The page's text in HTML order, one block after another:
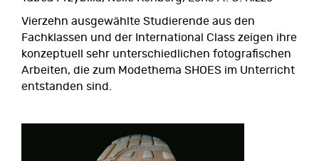
Vierzehn ausgewählte Studierende aus den
Fachklassen und der International Class zeigen ihre
konzeptuell sehr unterschiedlichen fotografischen
Arbeiten, die zum Modethema SHOES im Unterricht
entstanden sind.